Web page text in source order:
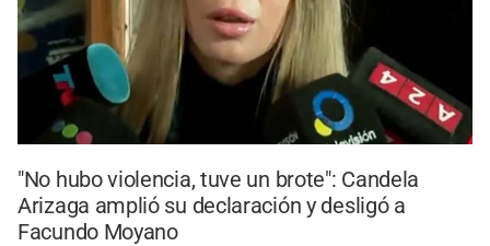
"No hubo violencia, tuve un brote": Candela
Arizaga amplió su declaración y desligó a
Facundo Moyano